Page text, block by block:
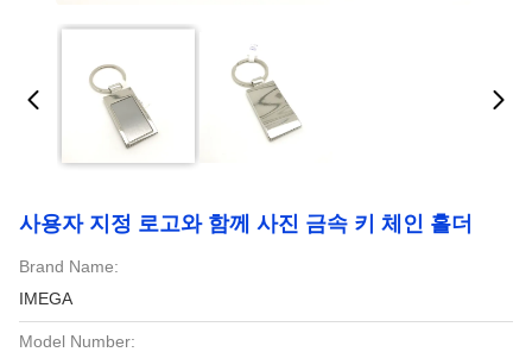
사용자 지정 로고와 함께 사진 금속 키 체인 홀더
Brand Name:
IMEGA
Model Number: